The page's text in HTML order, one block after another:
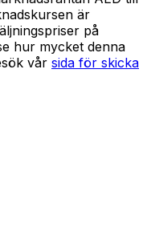
på
hur mycket denna
vår sida för skicka